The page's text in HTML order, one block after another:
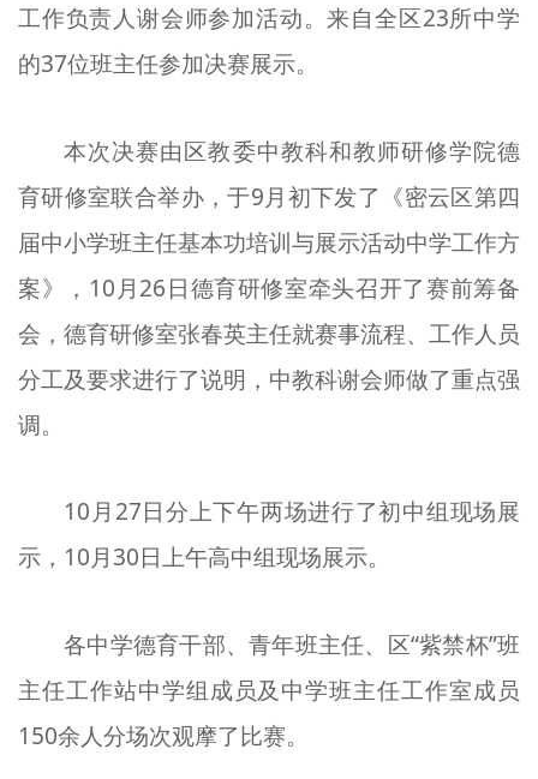
工作负责人谢会师参加活动。来自全区23所中学
的37位班主任参加决赛展示。
本次决赛由区教委中教科和教师研修学院德
育研修室联合举办，于9月初下发了《密云区第四
届中小学班主任基本功培训与展示活动中学工作方
案》，10月26日德育研修室牵头召开了赛前筹备
会，德育研修室张春英主任就赛事流程、工作人员
分工及要求进行了说明，中教科谢会师做了重点强
调。
10月27日分上下午两场进行了初中组现场展
示，10月30日上午高中组现场展示。
各中学德育干部、青年班主任、区“紫禁杯”班
主任工作站中学组成员及中学班主任工作室成员
150余人分场次观摩了比赛。